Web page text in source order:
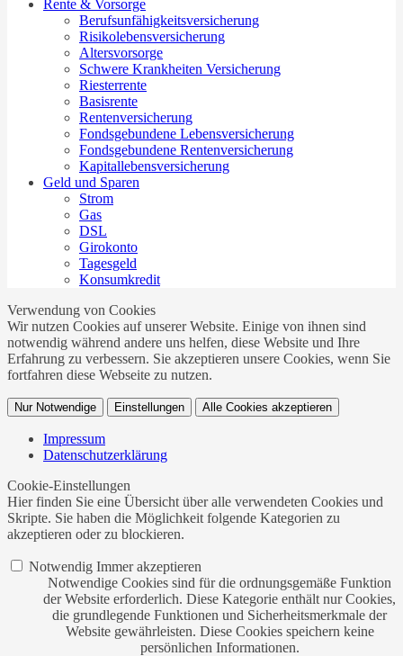
Rente & Vorsorge
Berufs­unfähigkeitsversicherung
Risikolebensversicherung
Altersvorsorge
Schwere Krankheiten Versicherung
Riesterrente
Basisrente
Rentenversicherung
Fondsgebundene Lebensversicherung
Fondsgebundene Rentenversicherung
Kapitallebensversicherung
Geld und Sparen
Strom
Gas
DSL
Girokonto
Tagesgeld
Konsumkredit
Verwendung von Cookies
Wir nutzen Cookies auf unserer Website. Einige von ihnen sind
notwendig während andere uns helfen, diese Website und Ihre
Erfahrung zu verbessern. Sie akzeptieren unsere Cookies, wenn Sie
fortfahren diese Webseite zu nutzen.
Nur Notwendige Einstellungen Alle Cookies akzeptieren
Impressum
Datenschutzerklärung
Cookie-Einstellungen
Hier finden Sie eine Übersicht über alle verwendeten Cookies und
Skripte. Sie haben die Möglichkeit folgende Kategorien zu
akzeptieren oder zu blockieren.
Notwendig Immer akzeptieren
Notwendige Cookies sind für die ordnungsgemäße Funktion
der Website erforderlich. Diese Kategorie enthält nur Cookies,
die grundlegende Funktionen und Sicherheitsmerkmale der
Website gewährleisten. Diese Cookies speichern keine
persönlichen Informationen.